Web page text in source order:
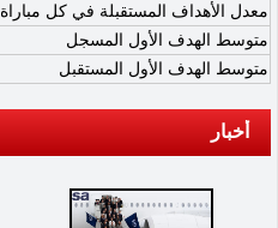
معدل الأهداف المستقبلة في كل مباراة
متوسط الهدف الأول المسجل
متوسط الهدف الأول المستقبل
أخبار